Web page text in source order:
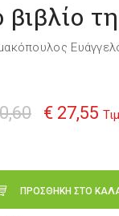
βιβλίο
€ 27,55
ΠΡΟΣΘΗΚΗ ΣΤΟ